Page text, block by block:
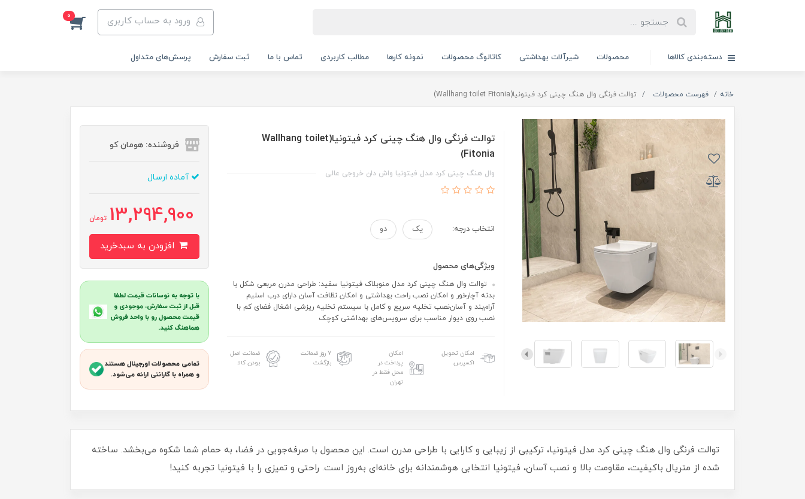
ورود به حساب کاربری 0
دسته‌بندی کالاها محصولات شیرآلات بهداشتی کاتالوگ محصولات نمونه کارها مطالب کاربردی تماس با ما ثبت سفارش پرسش‌های متداول
خانه فهرست محصولات توالت فرنگی وال هنگ چینی کرد فیتونیا(Wallhang toilet Fitonia)
توالت فرنگی وال هنگ چینی کرد فیتونیا(Wallhang toilet
Fitonia)
وال هنگ چینی کرد مدل فیتونیا واش دان خروجی عالی
انتخاب درجه: یک دو
ویژگی‌های محصول
توالت وال هنگ چینی کرد مدل منوبلاک فیتونیا سفید: طراحی مدرن مربعی شکل با
بدنه آچارخور و امکان نصب راحت بهداشتی و امکان نظافت آسان دارای درب اسلیم
آرام‌بند و آسان‌نصب تخلیه سریع و کامل با سیستم تخلیه ریزشی اشغال فضای کم با
نصب روی دیوار مناسب برای سرویس‌های بهداشتی کوچک
امکان تحویل
اکسپرس
امکان
پرداخت در
محل فقط در
تهران
۷ روز ضمانت
بازگشت
ضمانت اصل
بودن کالا
فروشنده: هومان کو
آماده ارسال
13,294,900 تومان
با توجه به نوسانات قیمت لطفا
قبل از ثبت سفارش، موجودی و
قیمت محصول رو با واحد فروش
هماهنگ کنید.
تمامی محصولات اورجینال هستند
و همراه با گارانتی ارائه می‌شود.
توالت فرنگی وال هنگ چینی کرد مدل فیتونیا، ترکیبی از زیبایی و کارایی با طراحی مدرن است. این محصول با صرفه‌جویی در فضا، به حمام شما شکوه می‌بخشد. ساخته
شده از متریال باکیفیت، مقاومت بالا و نصب آسان، فیتونیا انتخابی هوشمندانه برای خانه‌ای به‌روز است. راحتی و تمیزی را با فیتونیا تجربه کنید!